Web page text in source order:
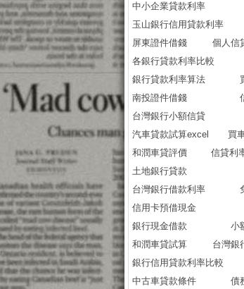
中小企業貸款利率
玉山銀行信用貸款利率
屏東證件借錢
個人信
各銀行貸款利率比較
銀行貸款利率算法
南投證件借錢
台灣銀行小額信貸
汽車貸款試算excel
買
和潤車貸評價
信貸利
土地銀行貸款
台灣銀行借款利率
信用卡預借現金
銀行現金借款
小
和潤車貸試算
台灣銀
銀行信用貸款利率比較
中古車貸款條件
債